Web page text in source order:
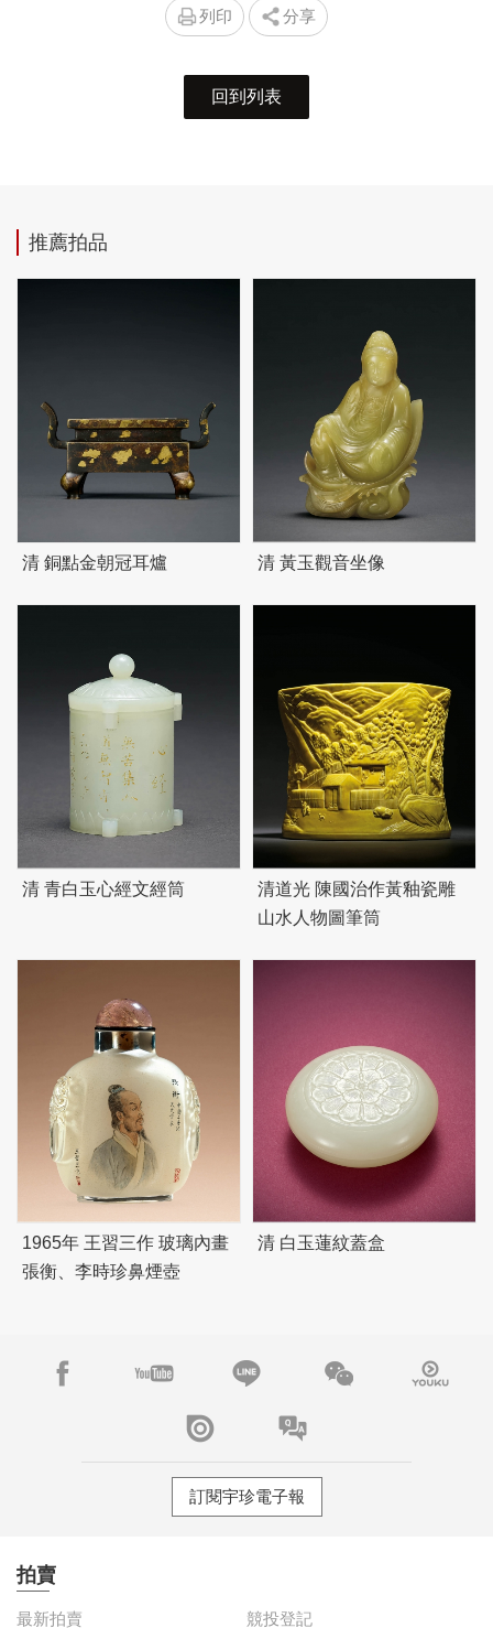
列印 分享
回到列表
推薦拍品
清 銅點金朝冠耳爐 清 黃玉觀音坐像
清 青白玉心經文經筒
清道光 陳國治作黃釉瓷雕
山水人物圖筆筒
1965年 王習三作 玻璃內畫
張衡、李時珍鼻煙壺
清 白玉蓮紋蓋盒
訂閱宇珍電子報
拍賣
最新拍賣 競投登記